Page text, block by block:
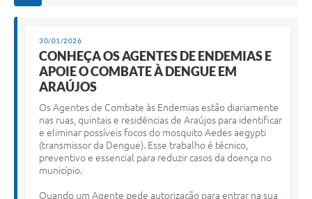
Contato
30/01/2026
CONHEÇA OS AGENTES DE ENDEMIAS E
APOIE O COMBATE À DENGUE EM
ARAÚJOS
Os Agentes de Combate às Endemias estão diariamente
nas ruas, quintais e residências de Araújos para identificar
e eliminar possíveis focos do mosquito Aedes aegypti
(transmissor da Dengue). Esse trabalho é técnico,
preventivo e essencial para reduzir casos da doença no
município.
Quando um Agente pede autorização para entrar na sua